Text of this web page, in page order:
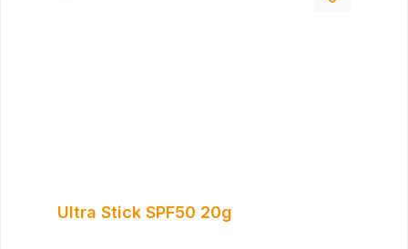
Ultra Stick SPF50 20g